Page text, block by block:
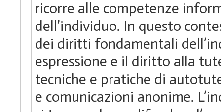
ricorre alle competenze
dell’individuo. In questo
dei diritti fondamentali
espressione e il diritto alla
tecniche e pratiche di
e comunicazioni anonime.